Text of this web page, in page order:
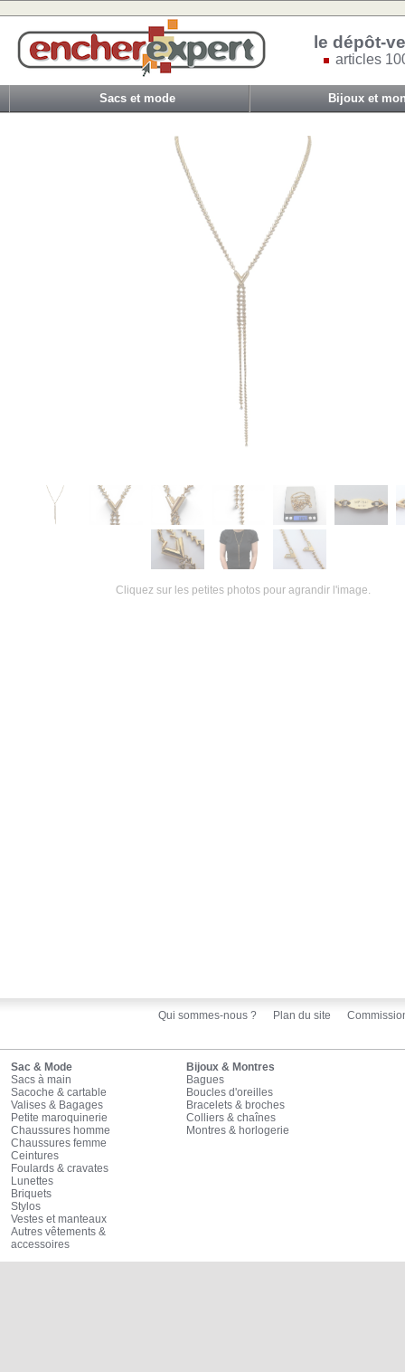
le dépôt-
articles
Sacs et mode Bijoux et
Cliquez sur les petites photos pour agrandir l'image.
Qui sommes-nous ? Plan du site
Sac & Mode
Sacs à main
Sacoche & cartable
Valises & Bagages
Petite maroquinerie
Chaussures homme
Chaussures femme
Ceintures
Foulards & cravates
Lunettes
Briquets
Stylos
Vestes et manteaux
Autres vêtements &
accessoires
Bijoux & Montres
Bagues
Boucles d'oreilles
Bracelets & broches
Colliers & chaînes
Montres & horlogerie